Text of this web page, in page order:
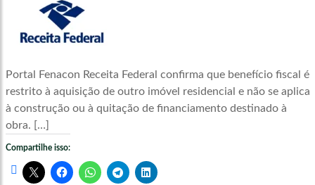
Portal Fenacon Receita Federal confirma que benefício fiscal é
restrito à aquisição de outro imóvel residencial e não se aplica
à construção ou à quitação de financiamento destinado à
obra. […]
Compartilhe isso: